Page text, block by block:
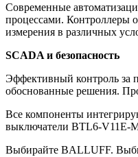
Современные
процессами. Контроллеры
измерения в различных
SCADA и безопасность
Эффективный контроль за
обоснованные решения.
Все компоненты
выключатели BTL6-V11E-
Выбирайте BALLUFF.